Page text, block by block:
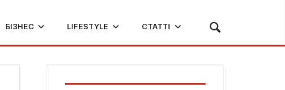
БІЗНЕС LIFESTYLE СТАТТІ